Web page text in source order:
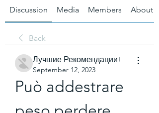
Discussion Media Members About
Back
Лучшие Рекомендации!
September 12, 2023
Può addestrare